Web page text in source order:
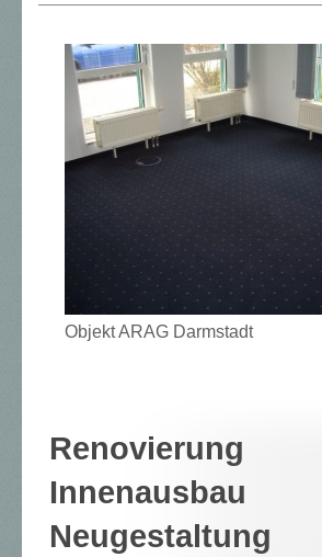
Objekt ARAG Darmstadt
Renovierung
Neugestaltung